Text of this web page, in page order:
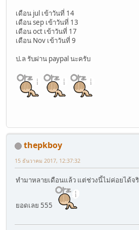
เดือน jul เข้าวันที่ 14
เดือน sep เข้าวันที่ 13
เดือน oct เข้าวันที่ 17
เดือน Nov เข้าวันที่ 9
ป.ล รับผ่าน paypal นะครับ
thepkboy
15 ธันวาคม 2017, 12:37:32
ทำมาหลายเดือนแล้ว แต่ช่วงนี้ไม่ค่อยได้จริ
ยอดเลย 555